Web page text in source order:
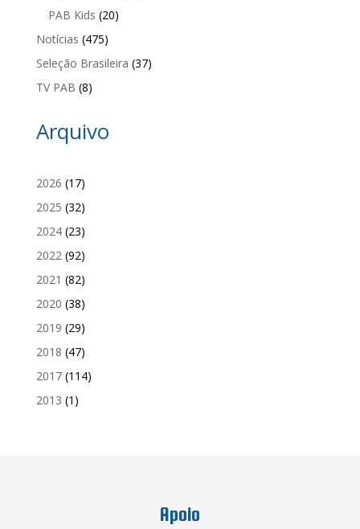
PAB Kids (20)
Notícias (475)
Seleção Brasileira (37)
TV PAB (8)
Arquivo
2026 (17)
2025 (32)
2024(23)
2022(92)
2021 (82)
2020 (38)
2019 (29)
2018 (47)
2017(114)
2013 (1)
Apoio